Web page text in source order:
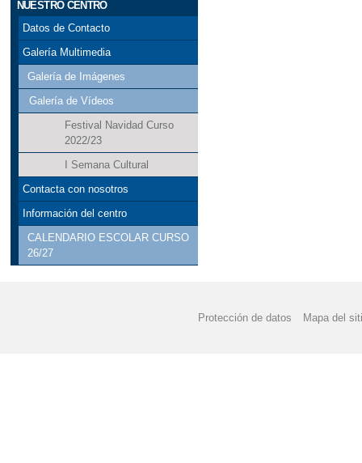
NUESTRO CENTRO
Datos de Contacto
Galería Multimedia
Galería de Imágenes
Galería de Vídeos
Festival Navidad Curso
2022/23
I Semana Cultural
Contacta con nosotros
Información del centro
CALENDARIO ESCOLAR CURSO
26/27
Protección de datos Mapa del